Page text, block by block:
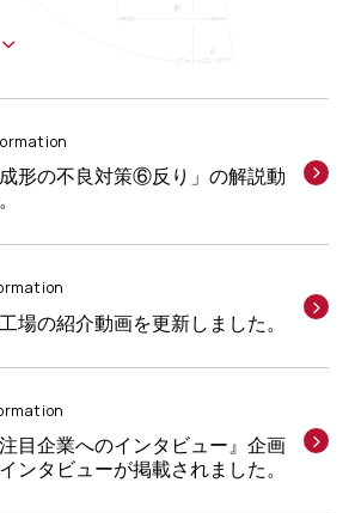
形の不良対策⑥反り」の解説動
場の紹介動画を更新しました。
目企業へのインタビュー』企画
ンタビューが掲載されました。